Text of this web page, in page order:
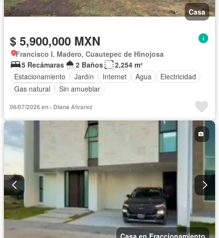
Casa
$ 5,900,000 MXN
Francisco I. Madero, Cuautepec de Hinojosa
5 Recámaras
2 Baños
2,254 m²
Estacionamiento
Jardín Internet Agua
Electricidad
Gas natural
Sin amueblar
06/07/2026 en - Diana Alvarez